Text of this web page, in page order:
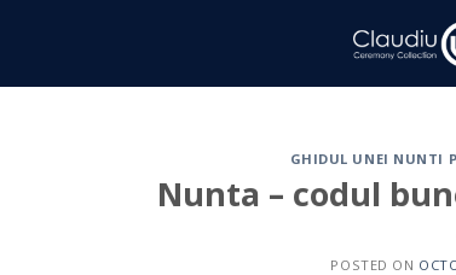
GHIDUL UNEI NUNTI
Nunta – codul
POSTED ON